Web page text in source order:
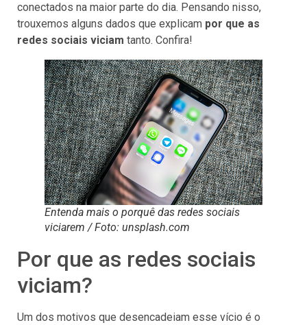
conectados na maior parte do dia. Pensando nisso,
trouxemos alguns dados que explicam por que as
redes sociais viciam tanto. Confira!
Entenda mais o porquê das redes sociais
viciarem / Foto: unsplash.com
Por que as redes sociais
viciam?
Um dos motivos que desencadeiam esse vício é o